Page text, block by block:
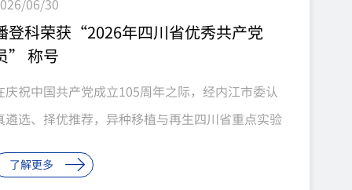
06/30
登科荣获“2026年四川省优秀共产党
” 称号
庆祝中国共产党成立105周年之际，经内江市委认
遴选、择优推荐，异种移植与再生四川省重点实验
省委授予“2026年四川省优秀共产党员”称号。这
了解更多